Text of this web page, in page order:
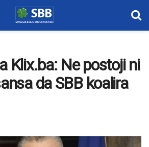
Klix.ba: Ne postoji ni
da SBB koalira